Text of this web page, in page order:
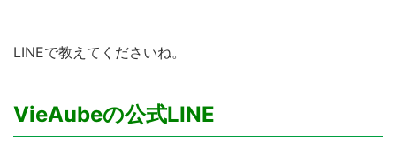
LINEで教えてくださいね。
VieAubeの公式LINE